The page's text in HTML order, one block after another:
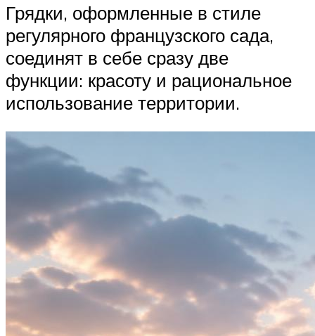
Грядки, оформленные в стиле
регулярного французского сада,
соединят в себе сразу две
функции: красоту и рациональное
использование территории.